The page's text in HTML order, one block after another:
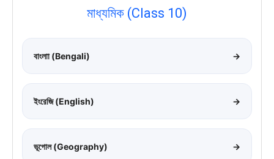
মাধ্যমিক (Class 10)
বাংলাা (Bengali) →
ইংরেজি (English) →
ভূগোল (Geography) →